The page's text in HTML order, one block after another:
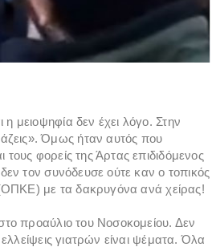
μειοψηφία δεν έχει λόγο. Στην
Όμως ήταν αυτός που
φορείς της Άρτας επιδιδόμενος
τον συνόδευσε ούτε καν ο τοπικός
(ΟΠΚΕ) με τα δακρυγόνα ανά χείρας!
προαύλιο του Νοσοκομείου. Δεν
γιατρών είναι ψέματα. Όλα